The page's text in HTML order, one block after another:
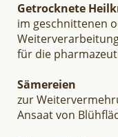
Getrocknete
im geschnittenen
für die
Sämereien
zur
Ansaat von